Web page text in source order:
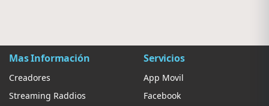
Mas Información
Creadores
Streaming Raddios
Servicios
App Movil
Facebook